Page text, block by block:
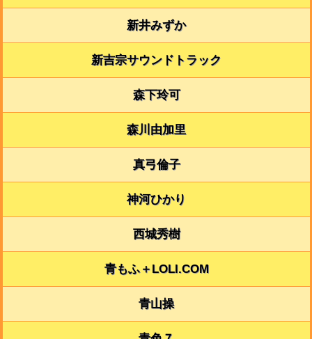
新井みずか
新吉宗サウンドトラック
森下玲可
森川由加里
真弓倫子
神河ひかり
西城秀樹
青もふ＋LOLI.COM
青山操